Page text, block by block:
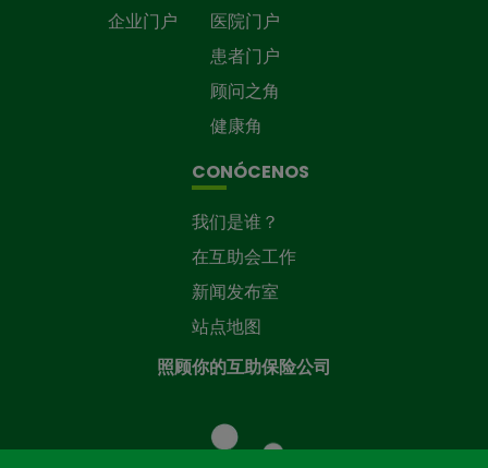
企业门户
医院门户
患者门户
顾问之角
健康角
CONÓCENOS
我们是谁？
在互助会工作
新闻发布室
站点地图
照顾你的互助保险公司